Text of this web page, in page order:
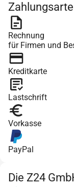
Rechnung
für Firmen und
Kreditkarte
Lastschrift
Vorkasse
PayPal
Die Z24